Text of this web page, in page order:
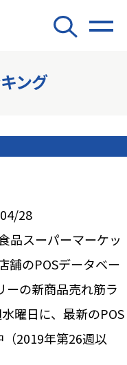
ング
28
品スーパーマーケッ
舗のPOSデータベー
ーの新商品売れ筋ラ
曜日に、最新のPOS
2019年第26週以